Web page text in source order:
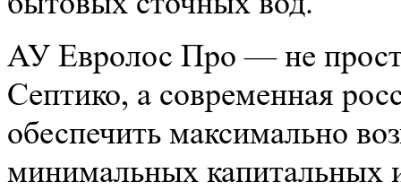
АУ Евролос Про — не
Септико, а современная
обеспечить максимально
минимальных капитальных